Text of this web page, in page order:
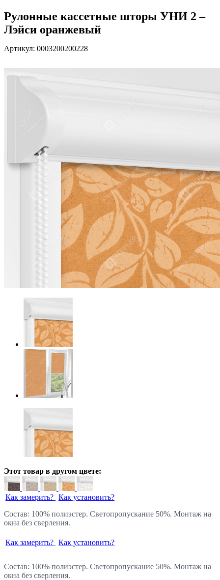
Рулонные кассетные шторы УНИ 2 –
Лэйси оранжевый
Артикул: 0003200200228
Этот товар в другом цвете:
Как замерить? Как установить?
Состав: 100% полиэстер. Светопропускание 50%. Монтаж на
окна без сверления.
Как замерить? Как установить?
Состав: 100% полиэстер. Светопропускание 50%. Монтаж на
окна без сверления.